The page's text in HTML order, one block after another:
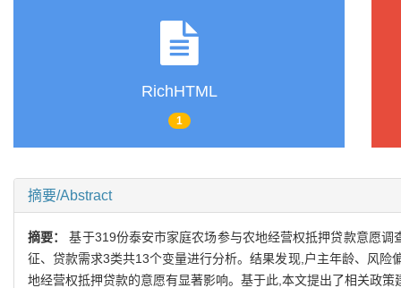
RichHTML
1
摘要/Abstract
摘要：基于319份泰安市家庭农场参与农地经营权抵押贷款意愿
征、贷款需求3类共13个变量进行分析。结果发现,户主年龄、风
地经营权抵押贷款的意愿有显著影响。基于此,本文提出了相关政策